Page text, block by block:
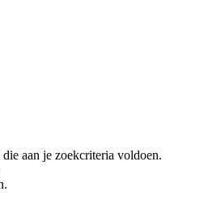
aan je zoekcriteria voldoen.